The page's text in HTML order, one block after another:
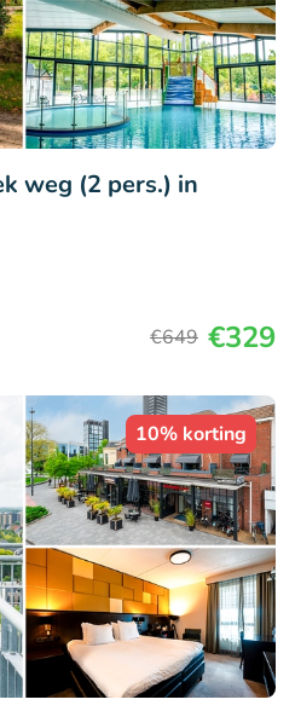
weg (2 pers.) in
€649 €329
10% korting